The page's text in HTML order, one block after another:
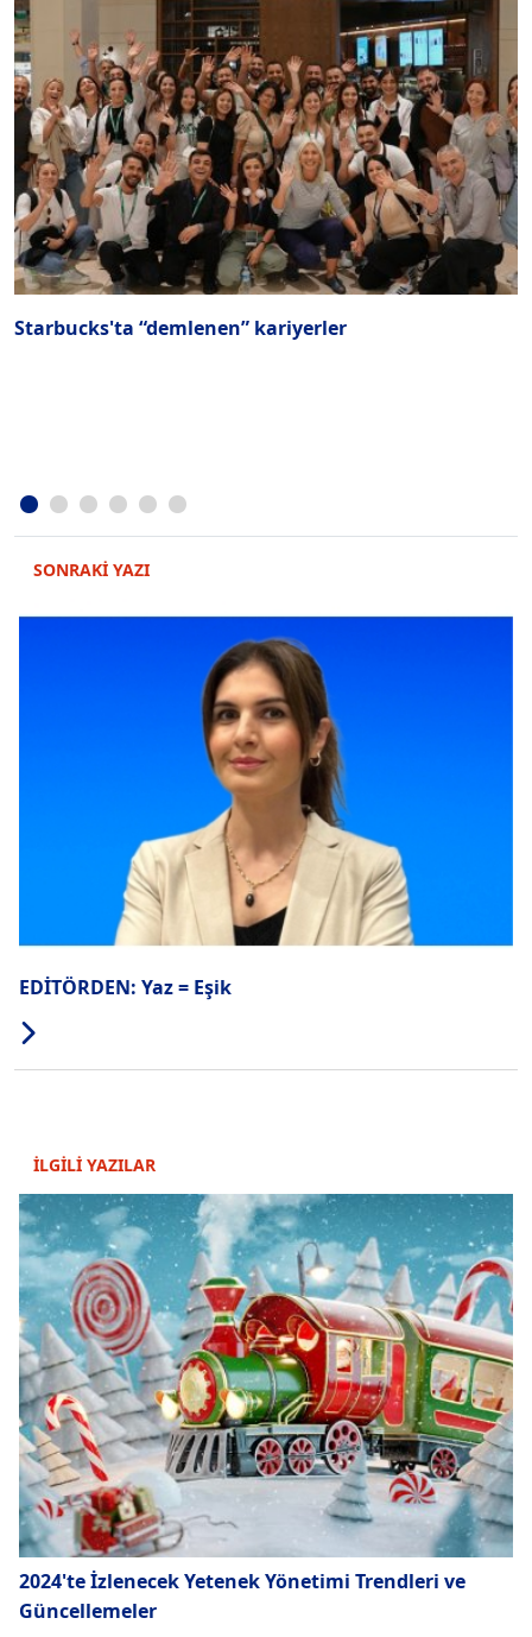
Starbucks'ta “demlenen” kariyerler
SONRAKİ YAZI
EDİTÖRDEN: Yaz = Eşik
İLGİLİ YAZILAR
2024'te İzlenecek Yetenek Yönetimi Trendleri ve
Güncellemeler